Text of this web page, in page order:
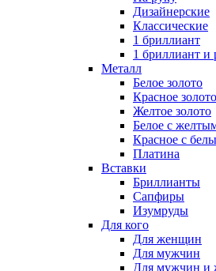
Дизайнерские
Классические
1 бриллиант
1 бриллиант и
Металл
Белое золото
Красное золото
Желтое золото
Белое с
Красное с
Платина
Вставки
Бриллианты
Сапфиры
Изумруды
Для кого
Для женщин
Для мужчин
Для мужчин и